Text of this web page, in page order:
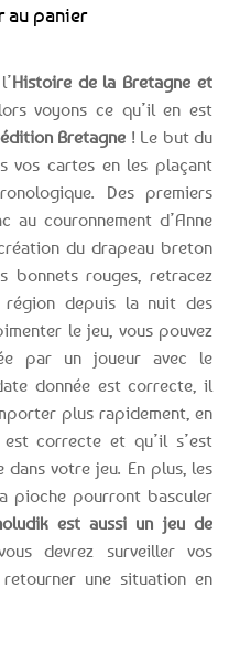
Histoire de la Bretagne et
voyons ce qu’il en est
Bretagne ! Le but du
vos cartes en les plaçant
Des premiers
au couronnement d’Anne
du drapeau breton
bonnets rouges, retracez
depuis la nuit des
le jeu, vous pouvez
par un joueur avec le
donnée est correcte, il
plus rapidement, en
correcte et qu’il s’est
votre jeu. En plus, les
pioche pourront basculer
est aussi un jeu de
devrez surveiller vos
une situation en
au panier